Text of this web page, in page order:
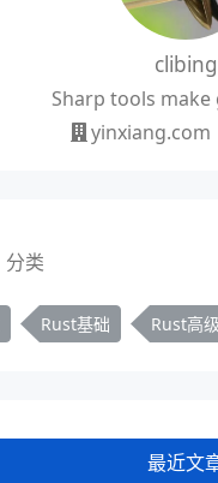
clibing
Sharp tools
yinxiang.com
分类
Rust基础 Rust高级
最近文